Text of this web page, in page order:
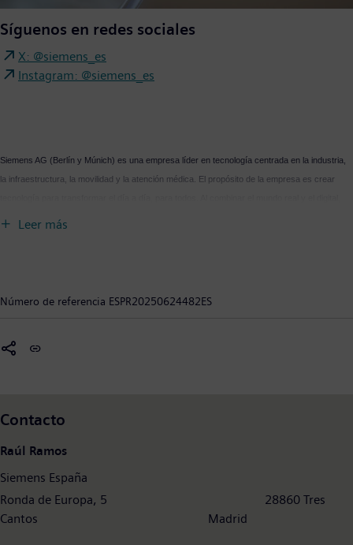
Síguenos en redes sociales
X: @siemens_es
Instagram: @siemens_es
Siemens AG (Berlín y Múnich) es una empresa líder en tecnología centrada en la industria,
la infraestructura, la movilidad y la atención médica. El propósito de la empresa es crear
euros. A 30 de septiembre de 2024, la empresa empleaba a unas 312.000 personas en todo
Leer más
Número de referencia ESPR20250624482ES
Contacto
Raúl Ramos
Siemens España
Ronda de Europa, 5 28860 Tres
Cantos Madrid